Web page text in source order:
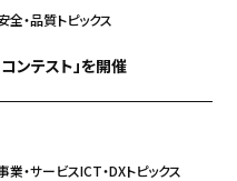
全・品質トピックス
ンテスト」を開催
業・サービスICT・DXトピックス